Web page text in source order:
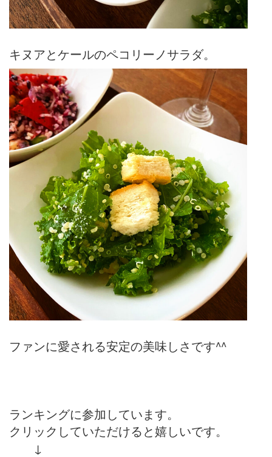
キヌアとケールのペコリーノサラダ。
ファンに愛される安定の美味しさです^^
ランキングに参加しています。
クリックしていただけると嬉しいです。
↓